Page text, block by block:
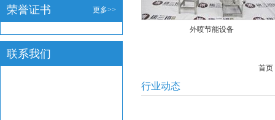
更多>>
荣誉证书
联系我们
外喷节能设备
首页
行业动态